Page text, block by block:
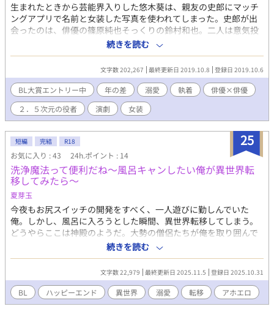
生まれたときから芸能界入りした悠木葵は、親友の史郎にマッチ
ングアプリで名前と女装した写真を使われてしまった。史郎が出
会ったのは、俳優の篠原純也そっくりの鈴村和也。二人は意気投
合し、デートの約束をしてしまうが、葵は史郎に女装して会いに
行って欲しいと頼まれる。葵は篠原純也に憧れていた。篠原そっ
くりな鈴村に翻弄され、二度目のデートの時、うっかり深夜の車
の中で眠ってしまう。翌朝、同じベッドで目覚めた葵は、自分が
身代わりで、史郎が本気で鈴村のことを想っていると知らせねば
ならないと焦っていた。鈴村の手作りの朝食を目にして、益々焦
って、淹れられたばかりの紅茶を零して火傷してしまう。 急いで
お風呂場に連れて行かれ、水をかけられ火傷の具合を見せろと言
った声は、篠原の物だった。お互いに身代わりになっていたよう
だ。国宝級の笑顔を持つ２．５次元の役者である葵と最優秀主演
男優賞で抱かれたい男一位の篠原との苦難に満ちた恋愛を描いた
ラブストーリー。
続きを読む
文字数 202,267 最終更新日 2019.10.8 登録日 2019.10.6
BL大賞エントリー中 年の差 溺愛 執着
俳優×俳優
２．５次元の役者
演劇 女装
25
短編 完結 R18
お気に入り : 43 24h.ポイント : 14
洗浄魔法って便利だね～風呂キャンしたい俺が異世界転
移してみたら～
夏芽玉
今夜もお尻スイッチの開発をすべく、一人遊びに勤しんでいた
俺。しかし、風呂に入ろうとした瞬間、異世界転移してしまう。
どうやらここは神殿のようだ。大勢の僧侶たちが俺を取り囲んで
いるけれど……ちょっと待ってよ！ 今の俺ってば、全裸なう
え、左手には使用済みのエネマ〇ラ。お尻はローションでべちゃ
べちゃなんですけれど……いやん、見ないでよ。えっち！ そのと
き神様が「なんでも好きな魔法を使えるようにしてあげる」と言
ってきたので、俺は「洗浄魔法！」と叫んだ。 洗浄魔法がすべて
を救う!? ファンタジーギャグエロＢＬ小説です。
続きを読む
文字数 22,979 最終更新日 2025.11.5 登録日 2025.10.31
BL ハッピーエンド 異世界 溺愛 転移 アホエロ